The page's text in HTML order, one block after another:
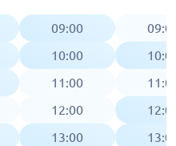
09:00
10:00
11:00
12:00
13:00